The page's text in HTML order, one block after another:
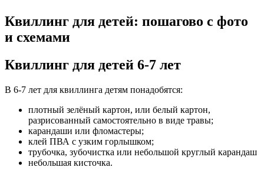
Квиллинг для детей: пошагово с фото
и схемами
Квиллинг для детей 6-7 лет
В 6-7 лет для квиллинга детям понадобятся:
плотный зелёный картон, или белый картон,
разрисованный самостоятельно в виде травы;
карандаши или фломастеры;
клей ПВА с узким горлышком;
трубочка, зубочистка или небольшой круглый карандаш
небольшая кисточка.